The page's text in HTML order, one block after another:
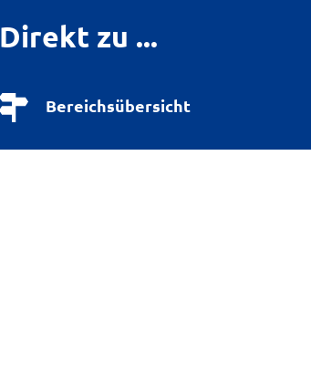
Direkt zu ...
Bereichsübersicht